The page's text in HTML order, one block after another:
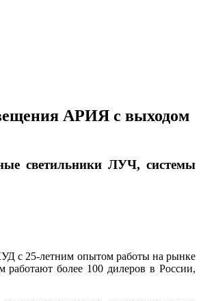
АРИЯ с выходом
ЛУЧ, системы
с 25-летним опытом работы на рынке
работают более 100 дилеров в России,